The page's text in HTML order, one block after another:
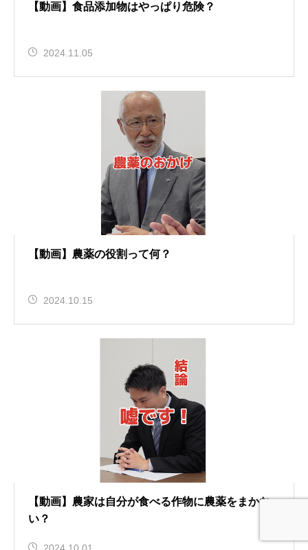
【動画】食品添加物はやっぱり危険？
2024.11.05
【動画】農薬の役割って何？
2024.10.15
【動画】農家は自分が食べる作物に農薬をまかな
い？